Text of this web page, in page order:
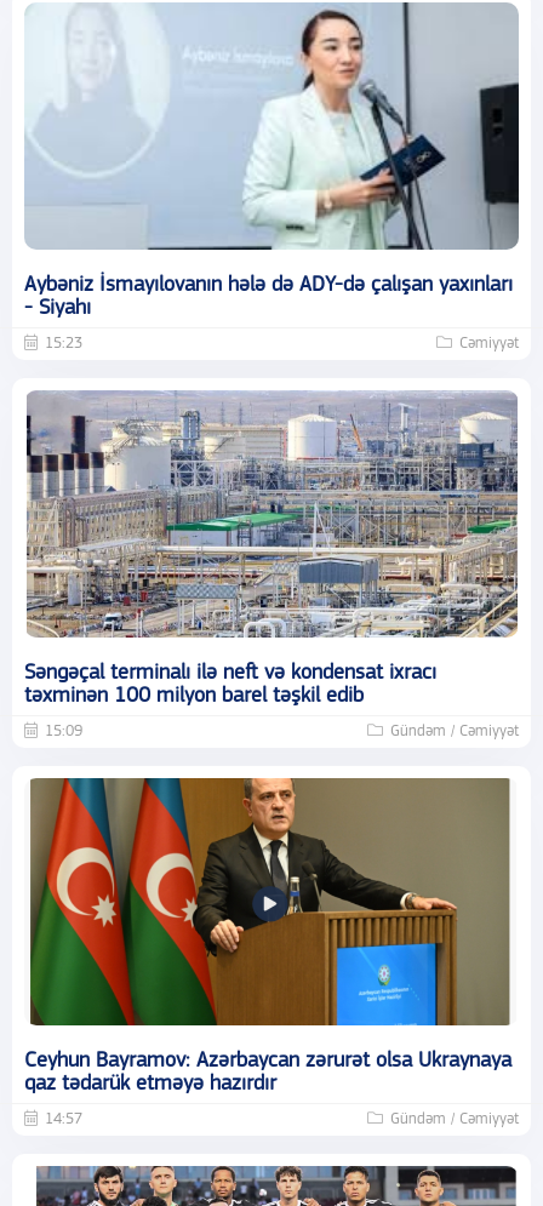
Aybəniz İsmayılovanın hələ də ADY-də çalışan yaxınları
- Siyahı
15:23 Cəmiyyət
Səngəçal terminalı ilə neft və kondensat ixracı
təxminən 100 milyon barel təşkil edib
15:09 Gündəm / Cəmiyyət
Ceyhun Bayramov: Azərbaycan zərurət olsa Ukraynaya
qaz tədarük etməyə hazırdır
14:57 Gündəm / Cəmiyyət